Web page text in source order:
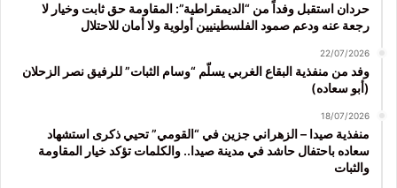
حردان استقبل وفداً من “الديمقراطية”: المقاومة حق ثابت وخيار لا
رجعة عنه ودعم صمود الفلسطينيين أولوية ولا أمان للاحتلال
22/07/2026
وفد من منفذية البقاع الغربي يسلّم “وسام الثبات” للرفيق نصر الزحلان
(أبو سعاده)
18/07/2026
منفذية صيدا – الزهراني جزين في “القومي” تحيي ذكرى استشهاد
سعاده باحتفال حاشد في مدينة صيدا.. والكلمات تؤكد خيار المقاومة
والثبات